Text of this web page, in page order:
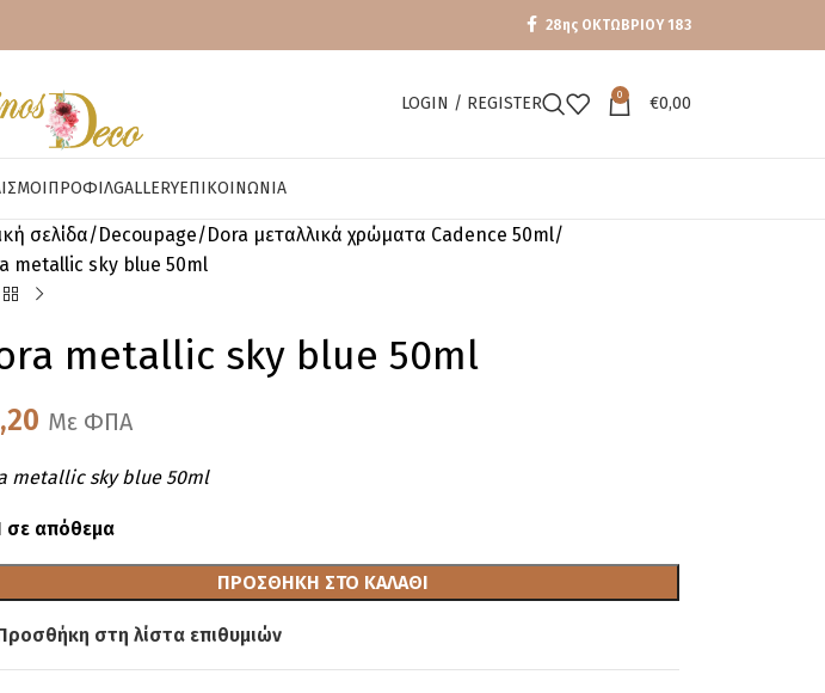
28ης ΟΚΤΩΒΡΙΟΥ 183
LOGIN / REGISTER 0 €0,00
ΠΡΟΦΊΛGALLERYΕΠΙΚΟΙΝΩΝΊΑ
σελίδα Decoupage Dora μεταλλικά χρώματα Cadence 50ml
metallic sky blue 50ml
metallic sky blue 50ml
Με ΦΠΑ
metallic sky blue 50ml
σε απόθεμα
ΠΡΟΣΘΉΚΗ ΣΤΟ ΚΑΛΆΘΙ
στη λίστα επιθυμιών